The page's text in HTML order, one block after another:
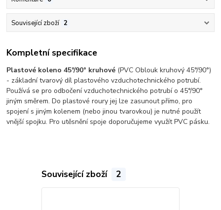
Související zboží 2
Kompletní specifikace
Plastové koleno 45°/90° kruhové (PVC Oblouk kruhový 45°/90°)
- základní tvarový díl plastového vzduchotechnického potrubí.
Používá se pro odbočení vzduchotechnického potrubí o 45°/90°
jiným směrem. Do plastové roury jej lze zasunout přímo, pro
spojení s jiným kolenem (nebo jinou tvarovkou) je nutné použít
vnější spojku. Pro utěsnění spoje doporučujeme využít PVC pásku.
Související zboží 2